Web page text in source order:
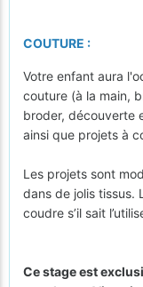
COUTURE :
Votre enfant aura
couture (à la main,
broder, découverte
ainsi que projets à
Les projets sont
dans de jolis tissus.
coudre s’il sait
Ce stage est